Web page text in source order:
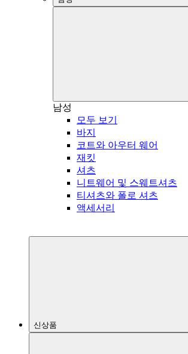
남성
모두 보기
바지
코트와 아우터 웨어
재킷
셔츠
니트웨어 및 스웨트셔츠
티셔츠와 폴로 셔츠
액세서리
신상품